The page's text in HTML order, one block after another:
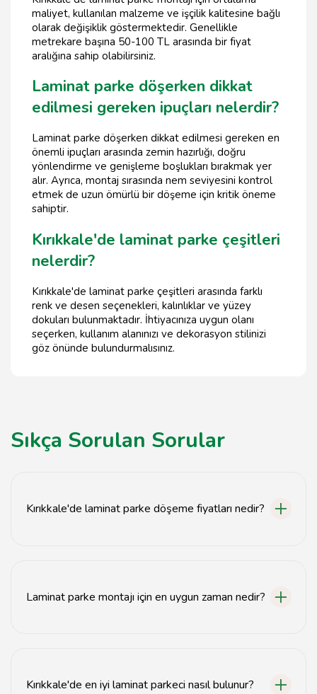
maliyet, kullanılan malzeme ve işçilik kalitesine bağlı
olarak değişiklik göstermektedir. Genellikle
metrekare başına 50-100 TL arasında bir fiyat
aralığına sahip olabilirsiniz.
Laminat parke döşerken dikkat
edilmesi gereken ipuçları nelerdir?
Laminat parke döşerken dikkat edilmesi gereken en
önemli ipuçları arasında zemin hazırlığı, doğru
yönlendirme ve genişleme boşlukları bırakmak yer
alır. Ayrıca, montaj sırasında nem seviyesini kontrol
etmek de uzun ömürlü bir döşeme için kritik öneme
sahiptir.
Kırıkkale'de laminat parke çeşitleri
nelerdir?
Kırıkkale'de laminat parke çeşitleri arasında farklı
renk ve desen seçenekleri, kalınlıklar ve yüzey
dokuları bulunmaktadır. İhtiyacınıza uygun olanı
seçerken, kullanım alanınızı ve dekorasyon stilinizi
göz önünde bulundurmalısınız.
Sıkça Sorulan Sorular
Kırıkkale'de laminat parke döşeme fiyatları nedir?
iletişime geçebilirsiniz.
Laminat parke montajı için en uygun zaman nedir?
Kırıkkale'de en iyi laminat parkeci nasıl bulunur?